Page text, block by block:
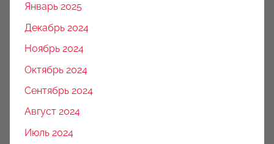
Январь 2025
Декабрь 2024
Ноябрь 2024
Октябрь 2024
Сентябрь 2024
Август 2024
Июль 2024